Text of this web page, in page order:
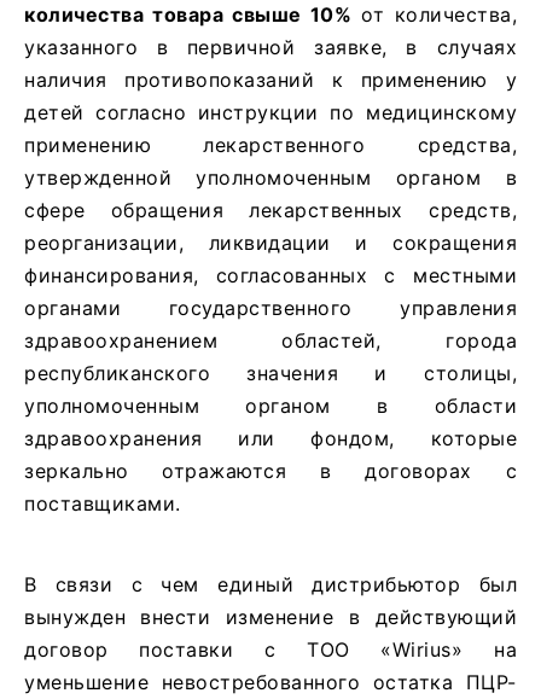
количества товара свыше 10% от количества,
указанного в первичной заявке, в случаях
наличия противопоказаний к применению у
детей согласно инструкции по медицинскому
применению лекарственного средства,
утвержденной уполномоченным органом в
сфере обращения лекарственных средств,
реорганизации, ликвидации и сокращения
финансирования, согласованных с местными
органами государственного управления
здравоохранением областей, города
республиканского значения и столицы,
уполномоченным органом в области
здравоохранения или фондом, которые
зеркально отражаются в договорах с
поставщиками.
В связи с чем единый дистрибьютор был
вынужден внести изменение в действующий
договор поставки с ТОО «Wirius» на
уменьшение невостребованного остатка ПЦР-